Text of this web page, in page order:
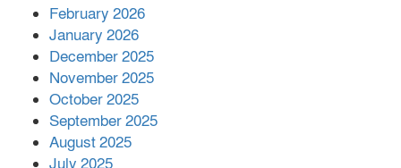
পর ফোন তারেক রহমানের,গ্যাস সঙ্কট
February 2026
January 2026
December 2025
November 2025
October 2025
September 2025
August 2025
July 2025